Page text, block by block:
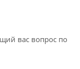
вас вопрос по